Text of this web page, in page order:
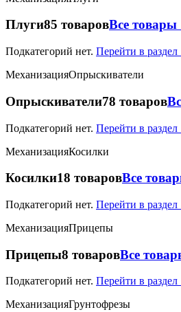
Плуги85 товаровВсе
Подкатегорий нет. Перейти в
МеханизацияОпрыскиватели
Опрыскиватели78 товаров
Подкатегорий нет. Перейти в
МеханизацияКосилки
Косилки18 товаровВсе
Подкатегорий нет. Перейти в
МеханизацияПрицепы
Прицепы8 товаровВсе
Подкатегорий нет. Перейти в
МеханизацияГрунтофрезы